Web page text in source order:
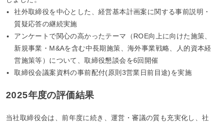
社外取締役を中心とした、経営基本計画案に関する事前説明・
質疑応答の継続実施
アンケートで関心の高かったテーマ（ROE向上に向けた施策、
新規事業・M&Aを含む中長期施策、海外事業戦略、人的資本経
営施策等）について、取締役懇談会を6回開催
取締役会議案資料の事前配付(原則3営業日前目途)を実施
2025年度の評価結果
当社取締役会は、前年度に続き、運営・審議の質も充実化し、社